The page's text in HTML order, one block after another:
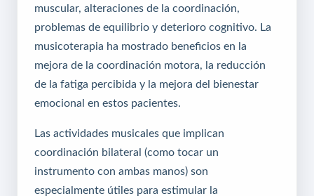
muscular, alteraciones de la coordinación,
problemas de equilibrio y deterioro cognitivo. La
musicoterapia ha mostrado beneficios en la
mejora de la coordinación motora, la reducción
de la fatiga percibida y la mejora del bienestar
emocional en estos pacientes.
Las actividades musicales que implican
coordinación bilateral (como tocar un
instrumento con ambas manos) son
especialmente útiles para estimular la